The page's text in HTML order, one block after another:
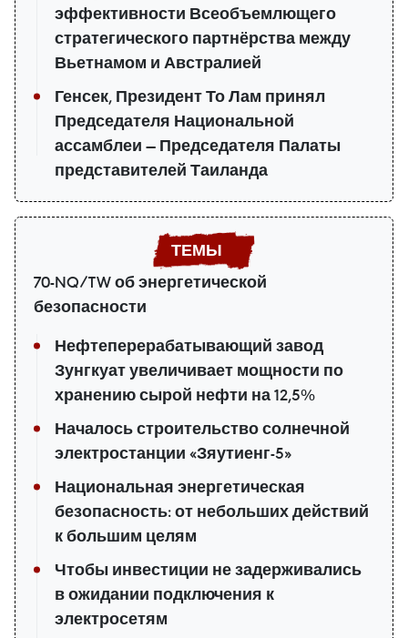
эффективности Всеобъемлющего
стратегического партнёрства между
Вьетнамом и Австралией
Генсек, Президент То Лам принял
Председателя Национальной
ассамблеи — Председателя Палаты
представителей Таиланда
70-NQ/TW об энергетической
безопасности
Нефтеперерабатывающий завод
Зунгкуат увеличивает мощности по
хранению сырой нефти на 12,5%
Началось строительство солнечной
электростанции «Зяутиенг-5»
Национальная энергетическая
безопасность: от небольших действий
к большим целям
Чтобы инвестиции не задерживались
в ожидании подключения к
электросетям